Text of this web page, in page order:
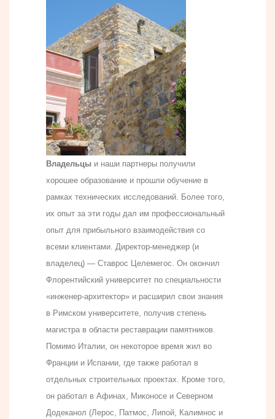
Владельцы и наши партнеры получили
хорошее образование и прошли обучение в
рамках технических исследований. Более того,
их опыт за эти годы дал им профессиональный
опыт для прибыльного взаимодействия со
всеми клиентами. Директор-менеджер (и
владелец) — Ставрос Целемегос. Он окончил
Флорентийский университет по специальности
«инженер-архитектор» и расширил свои знания
в Римском университете, получив степень
магистра в области реставрации памятников.
Помимо Италии, он некоторое время жил во
Франции и Испании, где также работал в
отдельных строительных проектах. Кроме того,
он работал в Афинах, Миконосе и Северном
Додеканол (Лерос, Патмос, Липой, Калимнос и